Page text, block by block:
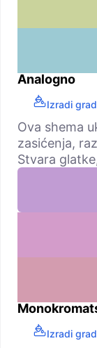
Analogno
Izradi
Ova shema
zasićenja,
Stvara
Izradi